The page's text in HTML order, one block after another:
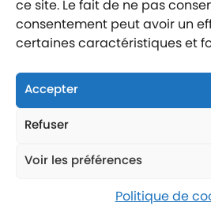
ce site. Le fait de ne pas
consentement peut avoir un
certaines caractéristiques et
Accepter
Refuser
Voir les préférences
Politique de
Nous suivre
Nous